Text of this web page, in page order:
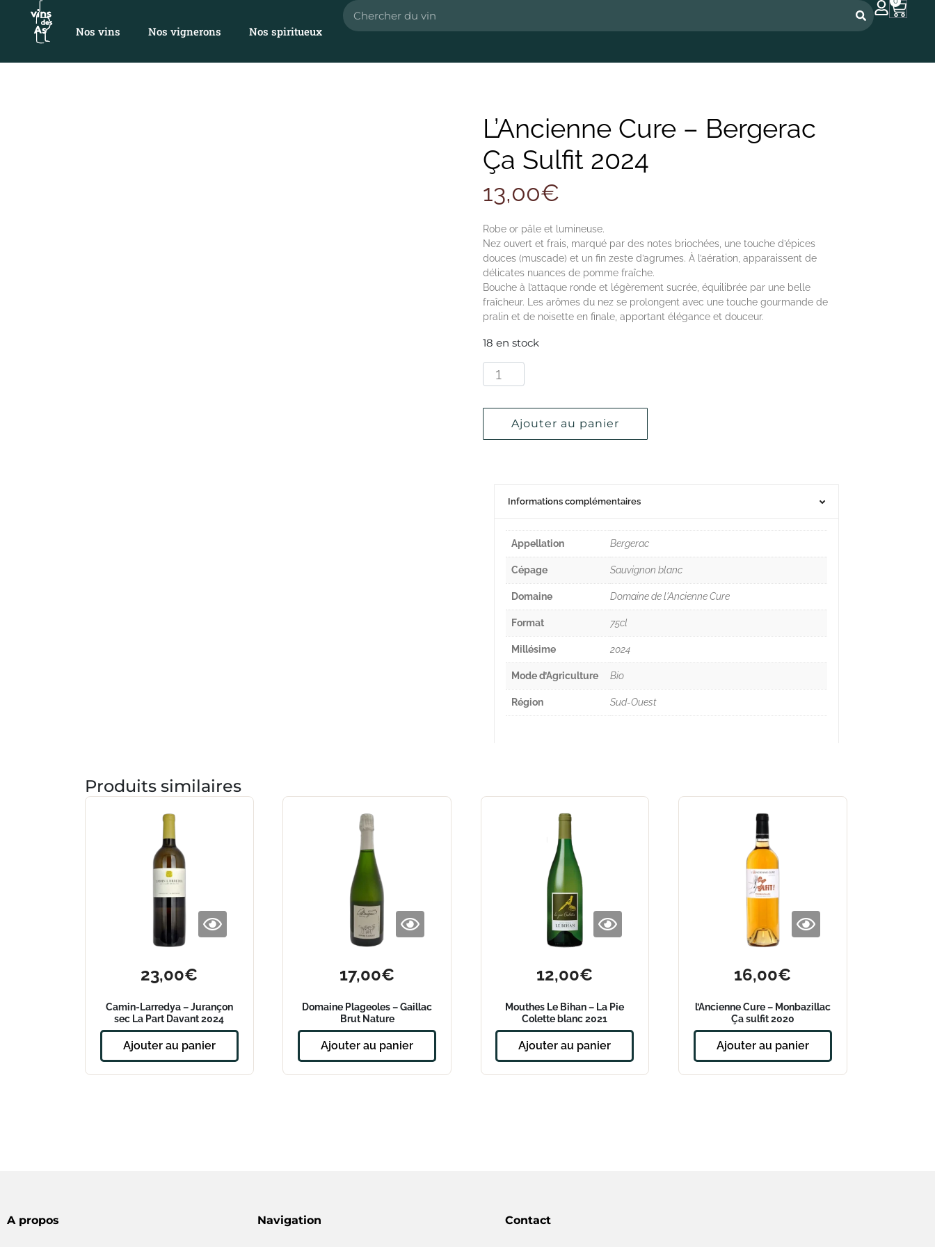
Nos vins Nos vignerons Nos spiritueux
L’Ancienne Cure – Bergerac
Ça Sulfit 2024
13,00€
Robe or pâle et lumineuse.
Nez ouvert et frais, marqué par des notes briochées, une touche d’épices
douces (muscade) et un fin zeste d’agrumes. À l’aération, apparaissent de
délicates nuances de pomme fraîche.
Bouche à l’attaque ronde et légèrement sucrée, équilibrée par une belle
fraîcheur. Les arômes du nez se prolongent avec une touche gourmande de
pralin et de noisette en finale, apportant élégance et douceur.
18 en stock
Ajouter au panier
Informations complémentaires
Appellation Bergerac
Cépage Sauvignon blanc
Domaine Domaine de l'Ancienne Cure
Format 75cl
Millésime 2024
Mode d’Agriculture Bio
Région Sud-Ouest
Produits similaires
23,00€
Camin-Larredya – Jurançon
sec La Part Davant 2024
Ajouter au panier
17,00€
Domaine Plageoles – Gaillac
Brut Nature
Ajouter au panier
12,00€
Mouthes Le Bihan – La Pie
Colette blanc 2021
Ajouter au panier
16,00€
l’Ancienne Cure – Monbazillac
Ça sulfit 2020
Ajouter au panier
A propos Navigation Contact